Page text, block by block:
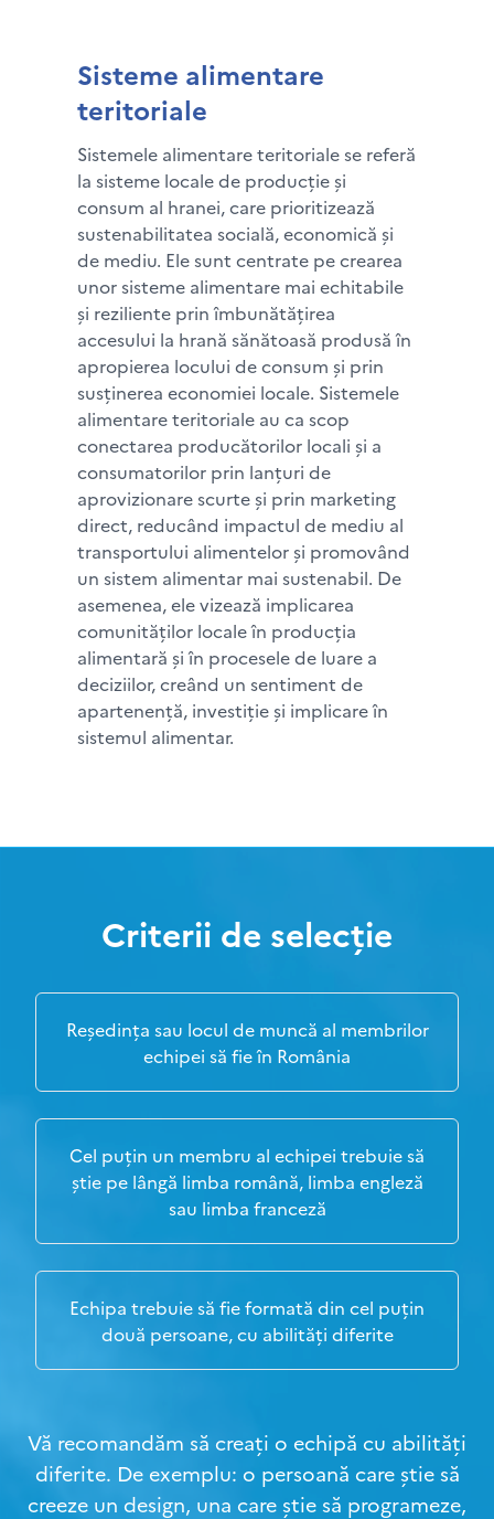
Sisteme alimentare
teritoriale
Sistemele alimentare teritoriale se referă
la sisteme locale de producție și
consum al hranei, care prioritizează
sustenabilitatea socială, economică și
de mediu. Ele sunt centrate pe crearea
unor sisteme alimentare mai echitabile
și reziliente prin îmbunătățirea
accesului la hrană sănătoasă produsă în
apropierea locului de consum și prin
susținerea economiei locale. Sistemele
alimentare teritoriale au ca scop
conectarea producătorilor locali și a
consumatorilor prin lanțuri de
aprovizionare scurte și prin marketing
direct, reducând impactul de mediu al
transportului alimentelor și promovând
un sistem alimentar mai sustenabil. De
asemenea, ele vizează implicarea
comunităților locale în producția
alimentară și în procesele de luare a
deciziilor, creând un sentiment de
apartenență, investiție și implicare în
sistemul alimentar.
Criterii de selecție
Reședința sau locul de muncă al membrilor
echipei să fie în România
Cel puțin un membru al echipei trebuie să
știe pe lângă limba română, limba engleză
sau limba franceză
Echipa trebuie să fie formată din cel puțin
două persoane, cu abilități diferite
Vă recomandăm să creați o echipă cu abilități
diferite. De exemplu: o persoană care știe să
creeze un design, una care știe să programeze,